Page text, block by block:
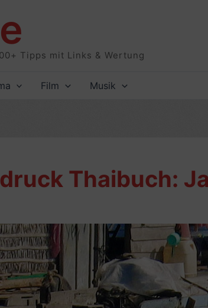
Tipps mit Links & Wertung
Film Musik
Thaibuch: